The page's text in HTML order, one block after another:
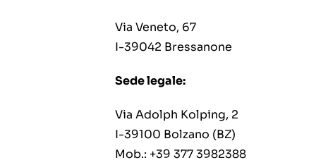
Via Veneto, 67
I-39042 Bressanone
Sede legale:
Via Adolph Kolping, 2
I-39100 Bolzano (BZ)
Mob.: +39 377 3982388